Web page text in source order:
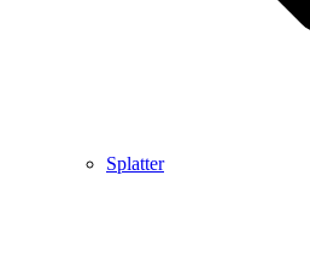
Splatter